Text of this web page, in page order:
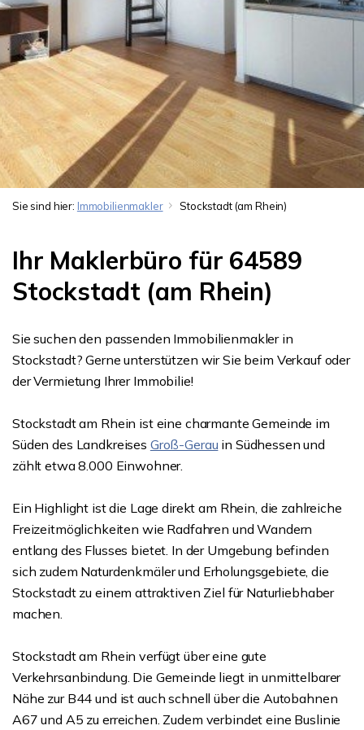
Sie sind hier: Immobilienmakler Stockstadt (am Rhein)
Ihr Maklerbüro für 64589
Stockstadt (am Rhein)
Sie suchen den passenden Immobilienmakler in
Stockstadt? Gerne unterstützen wir Sie beim Verkauf oder
der Vermietung Ihrer Immobilie!
Stockstadt am Rhein ist eine charmante Gemeinde im
Süden des Landkreises Groß-Gerau in Südhessen und
zählt etwa 8.000 Einwohner.
Ein Highlight ist die Lage direkt am Rhein, die zahlreiche
Freizeitmöglichkeiten wie Radfahren und Wandern
entlang des Flusses bietet. In der Umgebung befinden
sich zudem Naturdenkmäler und Erholungsgebiete, die
Stockstadt zu einem attraktiven Ziel für Naturliebhaber
machen.
Stockstadt am Rhein verfügt über eine gute
Verkehrsanbindung. Die Gemeinde liegt in unmittelbarer
Nähe zur B44 und ist auch schnell über die Autobahnen
A67 und A5 zu erreichen. Zudem verbindet eine Buslinie